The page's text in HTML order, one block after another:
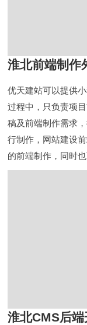
淮北前端制作
优天建站可以提供
过程中，只负责项
稿及前端制作需求
行制作，网站建设
的前端制作，同时
淮北CMS后